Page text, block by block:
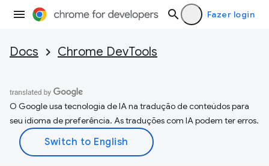
Fazer login
Docs Chrome DevTools
O Google usa tecnologia de IA na tradução de conteúdos para
seu idioma de preferência. As traduções com IA podem ter erros.